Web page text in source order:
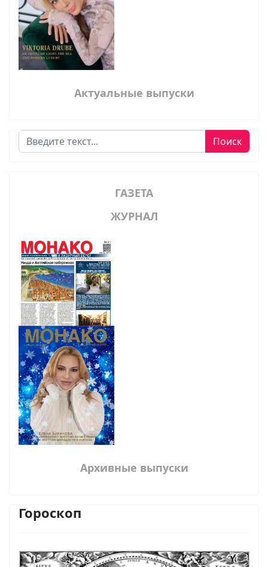
Актуальные выпуски
Поиск Поиск
ГАЗЕТА
ЖУРНАЛ
Архивные выпуски
Гороскоп